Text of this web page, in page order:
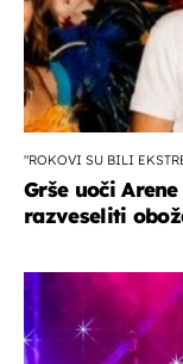
"ROKOVI SU BILI
Grše uoči
razveseliti